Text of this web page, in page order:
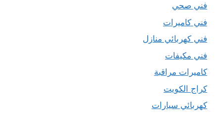
فني صحي
فني كاميرات
فني كهربائي منازل
فني مكيفات
كاميرات مراقبة
كراج الكويت
كهربائي سيارات